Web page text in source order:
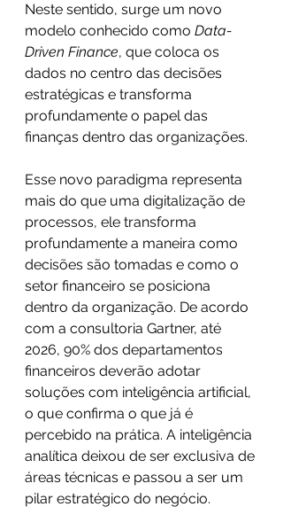
Neste sentido, surge um novo
modelo conhecido como Data-
Driven Finance, que coloca os
dados no centro das decisões
estratégicas e transforma
profundamente o papel das
finanças dentro das organizações.
Esse novo paradigma representa
mais do que uma digitalização de
processos, ele transforma
profundamente a maneira como
decisões são tomadas e como o
setor financeiro se posiciona
dentro da organização. De acordo
com a consultoria Gartner, até
2026, 90% dos departamentos
financeiros deverão adotar
soluções com inteligência artificial,
o que confirma o que já é
percebido na prática. A inteligência
analítica deixou de ser exclusiva de
áreas técnicas e passou a ser um
pilar estratégico do negócio.